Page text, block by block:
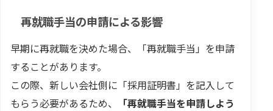
再就職手当の申請による影響
早期に再就職を決めた場合、「再就職手当」を申請
することがあります。
この際、新しい会社側に「採用証明書」を記入して
もらう必要があるため、
「再就職手当を申請しよう